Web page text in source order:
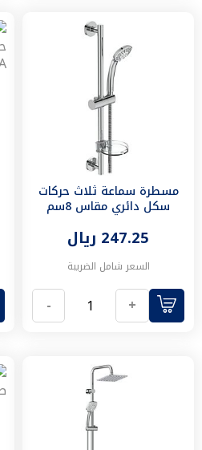
أحواض
استحمام
الشاور
خلاطات
الشاور
و
اطقم
الدش
مستلزمات
الشاور
أطقم
دش
استحمام
كرسي
الحمام
أرضية
مكائن
الطرد
سيفون
مسطرة سماعة ثلاث حركات
سكل دائري مقاس 8سم
E2191AA
247.25 ريال
السعر شامل الضريبة
+
-